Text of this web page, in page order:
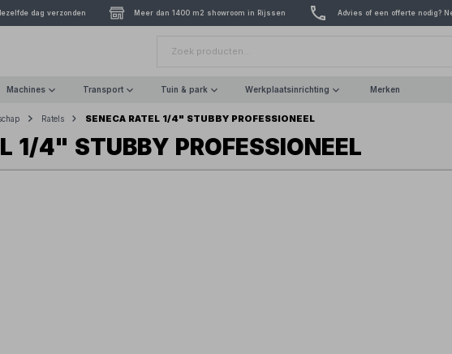
dag verzonden Meer dan 1400 m2 showroom in Rijssen Advies of een offerte nodig?
Machines Transport Tuin & park Werkplaatsinrichting Merken
Ratels SENECA RATEL 1/4" STUBBY PROFESSIONEEL
1/4" STUBBY PROFESSIONEEL